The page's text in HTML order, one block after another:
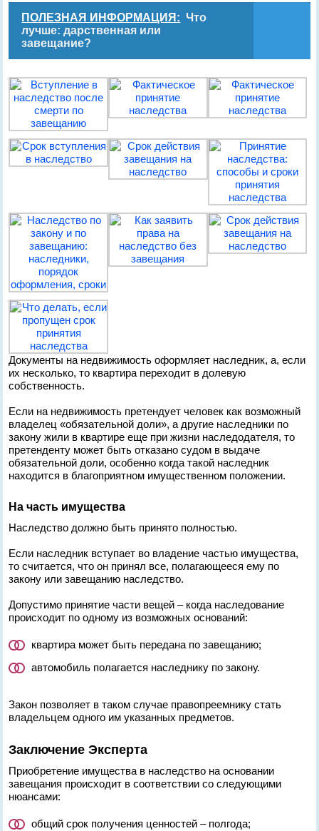
ПОЛЕЗНАЯ ИНФОРМАЦИЯ: Что
лучше: дарственная или
завещание?
Документы на недвижимость оформляет наследник, а, если
их несколько, то квартира переходит в долевую
собственность.
Если на недвижимость претендует человек как возможный
владелец «обязательной доли», а другие наследники по
закону жили в квартире еще при жизни наследодателя, то
претенденту может быть отказано судом в выдаче
обязательной доли, особенно когда такой наследник
находится в благоприятном имущественном положении.
На часть имущества
Наследство должно быть принято полностью.
Если наследник вступает во владение частью имущества,
то считается, что он принял все, полагающееся ему по
закону или завещанию наследство.
Допустимо принятие части вещей – когда наследование
происходит по одному из возможных оснований:
квартира может быть передана по завещанию;
автомобиль полагается наследнику по закону.
Закон позволяет в таком случае правопреемнику стать
владельцем одного им указанных предметов.
Заключение Эксперта
Приобретение имущества в наследство на основании
завещания происходит в соответствии со следующими
нюансами:
общий срок получения ценностей – полгода;